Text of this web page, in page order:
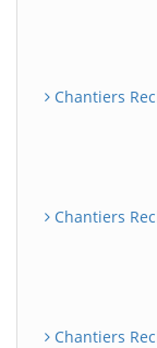
Chantiers
Chantiers
Chantiers